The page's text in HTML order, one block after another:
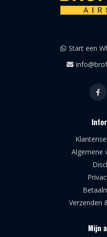
Start een
Algemene
Verzenden
Mijn